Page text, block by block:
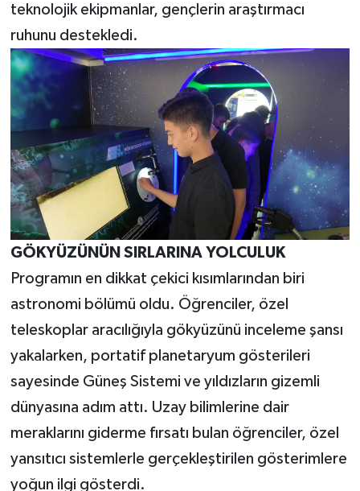
teknolojik ekipmanlar, gençlerin araştırmacı
ruhunu destekledi.
GÖKYÜZÜNÜN SIRLARINA YOLCULUK
Programın en dikkat çekici kısımlarından biri
astronomi bölümü oldu. Öğrenciler, özel
teleskoplar aracılığıyla gökyüzünü inceleme şansı
yakalarken, portatif planetaryum gösterileri
sayesinde Güneş Sistemi ve yıldızların gizemli
dünyasına adım attı. Uzay bilimlerine dair
meraklarını giderme fırsatı bulan öğrenciler, özel
yansıtıcı sistemlerle gerçekleştirilen gösterimlere
yoğun ilgi gösterdi.